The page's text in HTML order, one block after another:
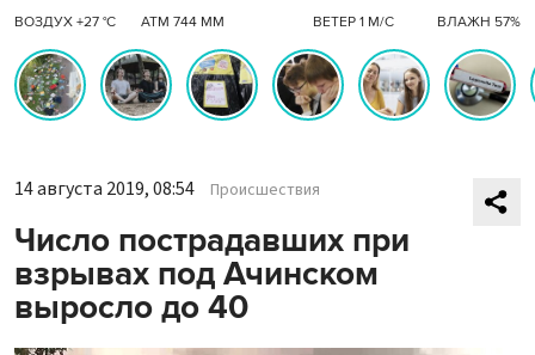
ВОЗДУХ +27 °C АТМ 744 ММ ВЕТЕР 1 М/С ВЛАЖН 57%
14 августа 2019, 08:54 Происшествия
Число пострадавших при
взрывах под Ачинском
выросло до 40